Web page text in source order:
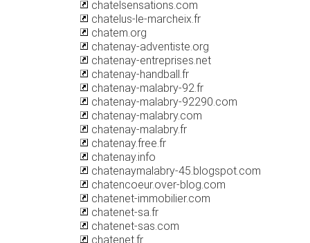
chatelsensations.com
chatelus-le-marcheix.fr
chatem.org
chatenay-adventiste.org
chatenay-entreprises.net
chatenay-handball.fr
chatenay-malabry-92.fr
chatenay-malabry-92290.com
chatenay-malabry.com
chatenay-malabry.fr
chatenay.free.fr
chatenay.info
chatenaymalabry-45.blogspot.com
chatencoeur.over-blog.com
chatenet-immobilier.com
chatenet-sa.fr
chatenet-sas.com
chatenet.fr